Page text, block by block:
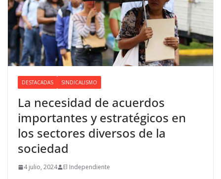
DESTACADAS SINDICALISMO
La necesidad de acuerdos
importantes y estratégicos en
los sectores diversos de la
sociedad
4 julio, 2024 El Independiente